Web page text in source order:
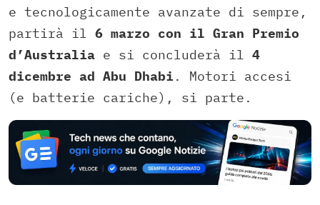
e tecnologicamente avanzate di sempre,
partirà il 6 marzo con il Gran Premio
d’Australia e si concluderà il 4
dicembre ad Abu Dhabi . Motori accesi
(e batterie cariche), si parte.